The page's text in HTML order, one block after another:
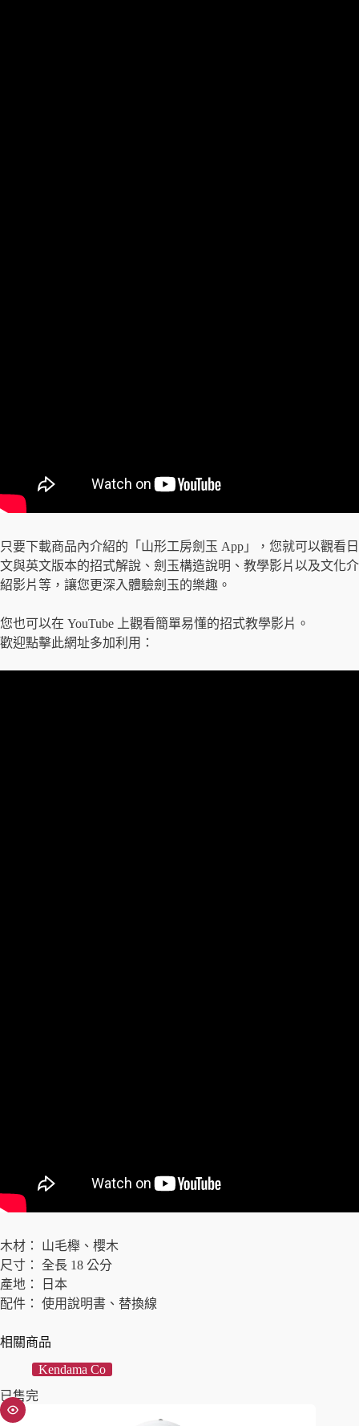
只要下載商品內介紹的「山形工房劍玉 App」，您就可以觀看日
文與英文版本的招式解說、劍玉構造說明、教學影片以及文化介
紹影片等，讓您更深入體驗劍玉的樂趣。
您也可以在 YouTube 上觀看簡單易懂的招式教學影片。
歡迎點擊此網址多加利用：
木材： 山毛櫸、櫻木
尺寸： 全長 18 公分
產地： 日本
配件： 使用說明書、替換線
相關商品
Kendama Co
已售完